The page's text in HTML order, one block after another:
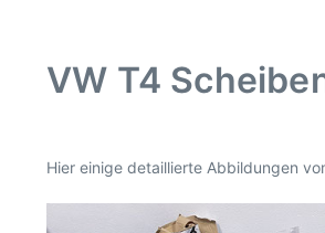
VW T4
Hier einige detaillierte Abbildungen